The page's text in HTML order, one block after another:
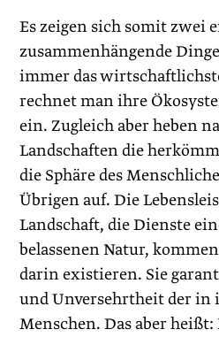
Es zeigen sich somit zwei
zusammenhängende
immer das
rechnet man ihre
ein. Zugleich aber heben
Landschaften die
die Sphäre des
Übrigen auf. Die
Landschaft, die Dienste
belassenen Natur,
darin existieren. Sie
und Unversehrtheit der in
Menschen. Das aber